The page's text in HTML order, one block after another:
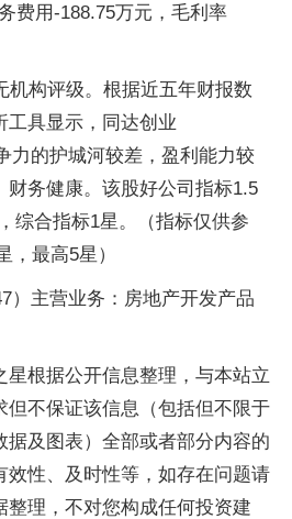
费用-188.75万元，毛利率
机构评级。根据近五年财报数
工具显示，同达创业
力的护城河较差，盈利能力较
财务健康。该股好公司指标1.5
综合指标1星。（指标仅供参
，最高5星）
）主营业务：房地产开发产品
星根据公开信息整理，与本站立
但不保证该信息（包括但不限于
据及图表）全部或者部分内容的
效性、及时性等，如存在问题请
整理，不对您构成任何投资建